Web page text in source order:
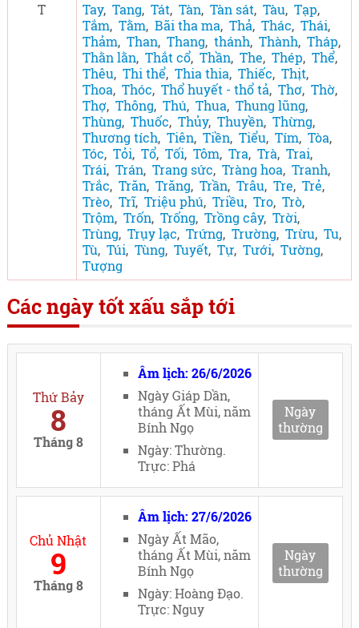
T
Tay, Tang, Tát, Tàn, Tàn sát, Tàu, Tạp,
Tắm, Tằm, Bãi tha ma, Thả, Thác, Thái,
Thảm, Than, Thang, thánh, Thành, Tháp,
Thằn lằn, Thắt cổ, Thần, The, Thép, Thể,
Thêu, Thi thể, Thia thia, Thiếc, Thịt,
Thoa, Thóc, Thổ huyết - thổ tả, Thơ, Thờ,
Thợ, Thông, Thú, Thua, Thung lũng,
Thùng, Thuốc, Thủy, Thuyền, Thừng,
Thương tích, Tiên, Tiền, Tiểu, Tím, Tòa,
Tóc, Tỏi, Tổ, Tối, Tôm, Tra, Trà, Trai,
Trái, Trán, Trang sức, Tràng hoa, Tranh,
Trắc, Trăn, Trăng, Trần, Trâu, Tre, Trẻ,
Trèo, Trĩ, Triệu phú, Triều, Tro, Trò,
Trộm, Trốn, Trống, Trồng cây, Trời,
Trùng, Trụy lạc, Trứng, Trường, Trừu, Tu,
Tù, Túi, Tùng, Tuyết, Tự, Tưới, Tường,
Tượng
Các ngày tốt xấu sắp tới
Thứ Bảy
8
Tháng 8
Âm lịch: 26/6/2026
Ngày Giáp Dần,
tháng Ất Mùi, năm
Bính Ngọ
Ngày: Thường.
Trực: Phá
Ngày
thường
Chủ Nhật
9
Tháng 8
Âm lịch: 27/6/2026
Ngày Ất Mão,
tháng Ất Mùi, năm
Bính Ngọ
Ngày: Hoàng Đạo.
Trực: Nguy
Ngày
thường